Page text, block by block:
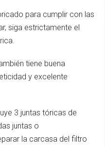
para cumplir con las
siga estrictamente el
tiene buena
y excelente
3 juntas tóricas de
juntas o
la carcasa del filtro